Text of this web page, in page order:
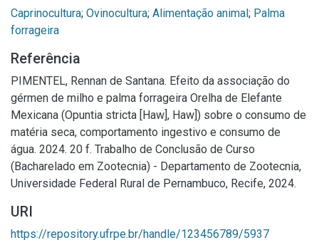
Caprinocultura; Ovinocultura; Alimentação animal; Palma
forrageira
Referência
PIMENTEL, Rennan de Santana. Efeito da associação do
gérmen de milho e palma forrageira Orelha de Elefante
Mexicana (Opuntia stricta [Haw], Haw]) sobre o consumo de
matéria seca, comportamento ingestivo e consumo de
água. 2024. 20 f. Trabalho de Conclusão de Curso
(Bacharelado em Zootecnia) - Departamento de Zootecnia,
Universidade Federal Rural de Pernambuco, Recife, 2024.
URI
https://repository.ufrpe.br/handle/123456789/5937